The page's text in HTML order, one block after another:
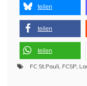
teilen
teilen
teilen
FC St.Pauli, FCSP,